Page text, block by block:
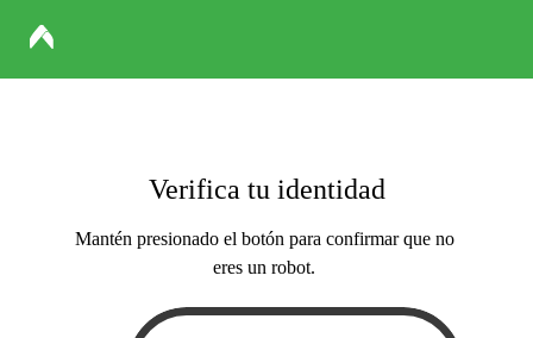
Verifica tu identidad
Mantén presionado el botón para confirmar que no
eres un robot.